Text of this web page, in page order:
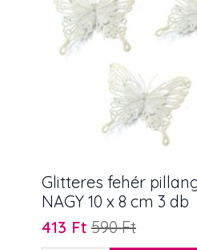
Glitteres fehér
NAGY 10 x 8 cm 3 db
590Ft
Original
413 Ft
Current